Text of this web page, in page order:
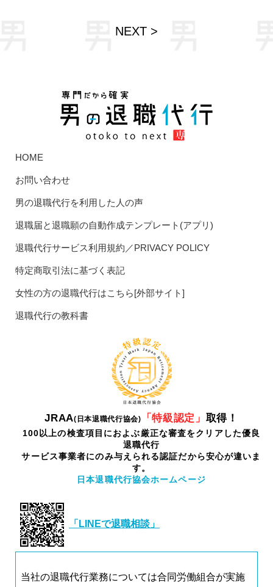
NEXT >
HOME
お問い合わせ
男の退職代行を利用した人の声
退職届と退職願の自動作成テンプレート(アプリ)
退職代行サービス利用規約／PRIVACY POLICY
特定商取引法に基づく表記
女性の方の退職代行はこちら[外部サイト]
退職代行の教科書
JRAA(日本退職代行協会) 「特級認定」 取得！
100以上の検査項目におよぶ厳正な審査をクリアした優良
退職代行
サービス事業者にのみ与えられる認証だから安心が違いま
す。
日本退職代行協会ホームページ
「LINEで退職相談」
当社の退職代行業務については合同労働組合が実施